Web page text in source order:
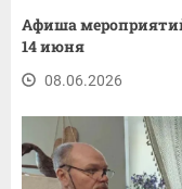
Афиша
14 июня
08.06.2026